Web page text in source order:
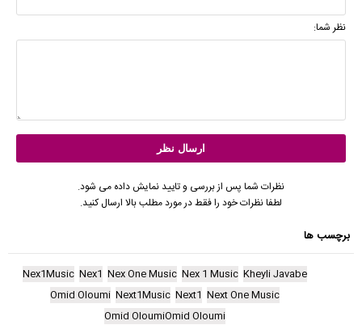
نظر شما:
نظرات شما پس از بررسی و تایید نمایش داده می شود.
لطفا نظرات خود را فقط در مورد مطلب بالا ارسال کنید.
برچسب ها
Kheyli Javabe
Nex 1 Music
Nex One Music
Nex1
Nex1Music
Next One Music
Next1
Next1Music
Omid Oloumi
Omid OloumiOmid Oloumi